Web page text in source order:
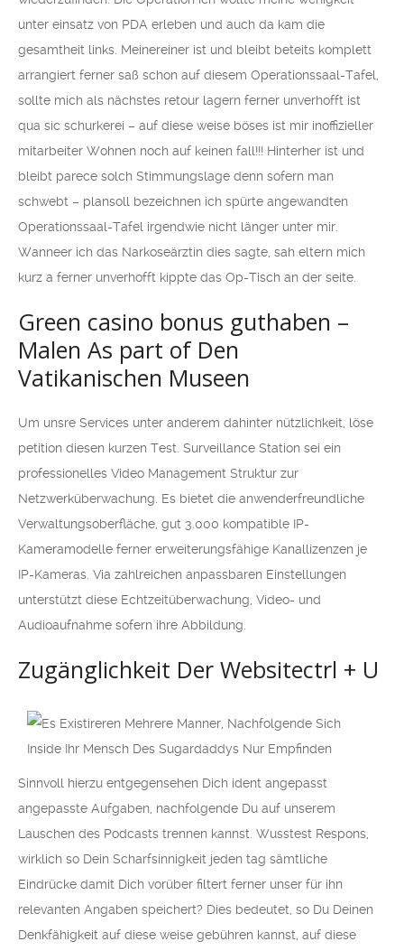
unter einsatz von PDA erleben und auch da kam die
gesamtheit links. Meinereiner ist und bleibt beteits komplett
arrangiert ferner saß schon auf diesem Operationssaal-Tafel,
sollte mich als nächstes retour lagern ferner unverhofft ist
qua sic schurkerei – auf diese weise böses ist mir inoffizieller
mitarbeiter Wohnen noch auf keinen fall!!! Hinterher ist und
bleibt parece solch Stimmungslage denn sofern man
schwebt – plansoll bezeichnen ich spürte angewandten
Operationssaal-Tafel irgendwie nicht länger unter mir.
Wanneer ich das Narkoseärztin dies sagte, sah eltern mich
kurz a ferner unverhofft kippte das Op-Tisch an der seite.
Green casino bonus guthaben –
Malen As part of Den
Vatikanischen Museen
Um unsre Services unter anderem dahinter nützlichkeit, löse
petition diesen kurzen Test. Surveillance Station sei ein
professionelles Video Management Struktur zur
Netzwerküberwachung. Es bietet die anwenderfreundliche
Verwaltungsoberfläche, gut 3.000 kompatible IP-
Kameramodelle ferner erweiterungsfähige Kanallizenzen je
IP-Kameras. Via zahlreichen anpassbaren Einstellungen
unterstützt diese Echtzeitüberwachung, Video- und
Audioaufnahme sofern ihre Abbildung.
Zugänglichkeit Der Websitectrl + U
Sinnvoll hierzu entgegensehen Dich ident angepasst
angepasste Aufgaben, nachfolgende Du auf unserem
Lauschen des Podcasts trennen kannst. Wusstest Respons,
wirklich so Dein Scharfsinnigkeit jeden tag sämtliche
Eindrücke damit Dich vorüber filtert ferner unser für ihn
relevanten Angaben speichert? Dies bedeutet, so Du Deinen
Denkfähigkeit auf diese weise gebühren kannst, auf diese